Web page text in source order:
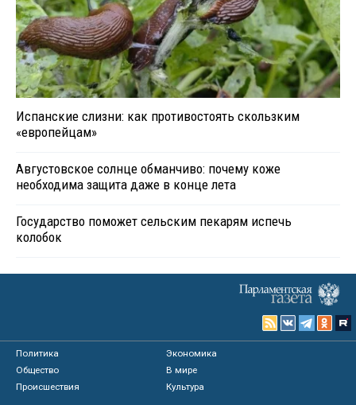
Испанские слизни: как противостоять скользким
«европейцам»
Августовское солнце обманчиво: почему коже
необходима защита даже в конце лета
Государство поможет сельским пекарям испечь
колобок
Политика
Экономика
Общество
В мире
Происшествия
Культура